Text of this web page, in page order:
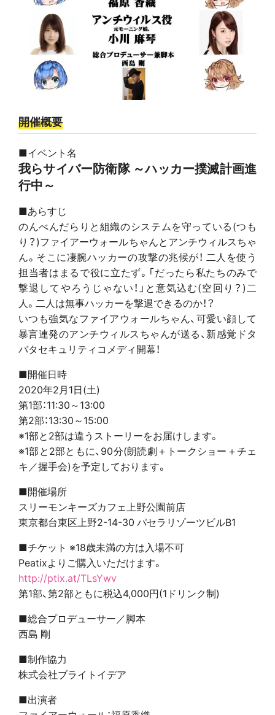
開催概要
■イベント名
我らサイバー防衛隊 ～ハッカー撲滅計画進
行中～
■あらすじ
のんべんだらりと組織のシステムを守っている(つも
り？)ファイアーウォールちゃんとアンチウィルスちゃ
ん。そこに凄腕ハッカーの攻撃の兆候が！ 二人を使う
担当者はまるで役に立たず。「だったら私たちのみで
撃退してやろうじゃない！」と意気込む(空回り？)二
人。二人は無事ハッカーを撃退できるのか！？
いつも強気なファイアウォールちゃん、可愛い顔して
暴言連発のアンチウィルスちゃんが送る、新感覚ドタ
バタセキュリティコメディ開幕！
■開催日時
2020年2月1日(土)
第1部：11:30～13:00
第2部：13:30～15:00
※1部と2部は違うストーリーをお届けします。
※1部と2部ともに、90分(朗読劇＋トークショー＋チェ
キ／握手会)を予定しております。
■開催場所
スリーモンキーズカフェ上野公園前店
東京都台東区上野2-14-30 パセラリゾーツビルB1
■チケット ※18歳未満の方は入場不可
Peatixよりご購入いただけます。
http://ptix.at/TLsYwv
第1部、第2部ともに税込4,000円(1ドリンク制)
■総合プロデューサー／脚本
西島 剛
■制作協力
株式会社ブライトイデア
■出演者